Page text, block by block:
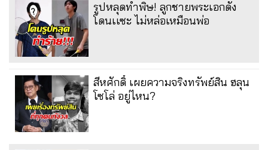
รูปหลุดทำพิษ! ลูกชายพระเอกดัง
โดนเเซะ ไม่หล่อเหมือนพ่อ
สีหศักดิ์ เผยความจริงทรัพย์สิน ฮลุน
โซโล่ อยู่ไหน?